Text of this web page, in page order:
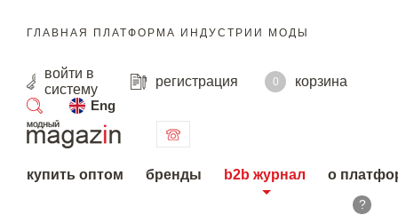
ГЛАВНАЯ ПЛАТФОРМА ИНДУСТРИИ МОДЫ
войти в
систему
регистрация 0
корзина
Eng
поиск
купить оптом бренды b2b журнал о
?